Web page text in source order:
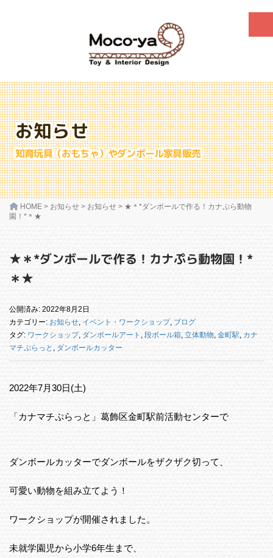
お知らせ
知育玩具（おもちゃ）やダンボール家具販売
HOME > お知らせ > お知らせ > ★＊*ダンボールで作る！カナぷら動物
園！*＊★
★＊*ダンボールで作る！カナぷら動物園！*
＊★
公開済み: 2022年8月2日
カテゴリー: お知らせ, イベント・ワークショップ, ブログ
タグ: ワークショップ, ダンボールアート , 段ボール箱, 立体動物,金町駅, カナ
マチぷらっと , ダンボールカッター
2022年7月30日(土)
「カナマチぷらっと」葛飾区金町駅前活動センターで
ダンボールカッターでダンボールをザクザク切って、
可愛い動物を組み立てよう！
ワークショップが開催されました。
未就学園児から小学6年生まで、